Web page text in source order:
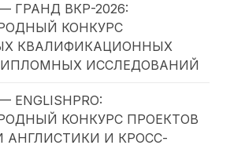
— ГРАНД ВКР-2026:
КОНКУРС
КВАЛИФИКАЦИОННЫХ
ИССЛЕДОВАНИЙ
ENGLISHPRO:
КОНКУРС ПРОЕКТОВ
АНГЛИСТИКИ И КРОСС-